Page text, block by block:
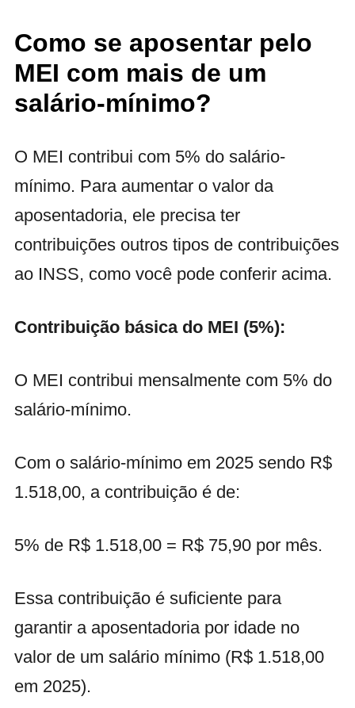
Como se aposentar pelo
MEI com mais de um
salário-mínimo?
O MEI contribui com 5% do salário-
mínimo. Para aumentar o valor da
aposentadoria, ele precisa ter
contribuições outros tipos de contribuições
ao INSS, como você pode conferir acima.
Contribuição básica do MEI (5%):
O MEI contribui mensalmente com 5% do
salário-mínimo.
Com o salário-mínimo em 2025 sendo R$
1.518,00, a contribuição é de:
5% de R$ 1.518,00 = R$ 75,90 por mês.
Essa contribuição é suficiente para
garantir a aposentadoria por idade no
valor de um salário mínimo (R$ 1.518,00
em 2025).